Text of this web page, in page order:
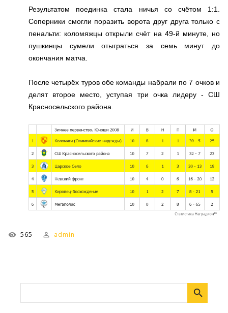
Результатом поединка стала ничья со счётом 1:1.
Соперники смогли поразить ворота друг друга только с
пенальти: коломяжцы открыли счёт на 49-й минуте, но
пушкинцы сумели отыграться за семь минут до
окончания матча.
После четырёх туров обе команды набрали по 7 очков и
делят второе место, уступая три очка лидеру - СШ
Красносельского района.
565 admin